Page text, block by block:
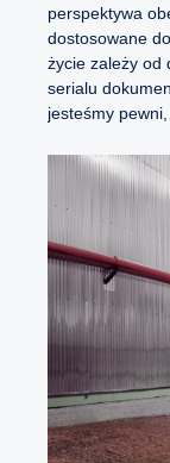
perspektywa
dostosowane
życie zależy od
serialu
jesteśmy